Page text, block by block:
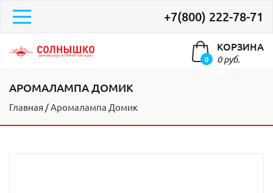
+7(800) 222-78-71
0
КОРЗИНА
0 руб.
АРОМАЛАМПА ДОМИК
Главная Аромалампа Домик